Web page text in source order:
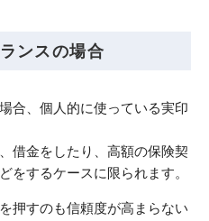
ンスの場合
合、個人的に使っている実印
借金をしたり、高額の保険契
をするケースに限られます。
押すのも信頼度が高まらない